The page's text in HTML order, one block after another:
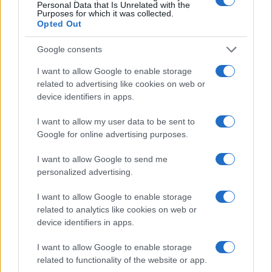
Personal Data that Is Unrelated with the
Purposes for which it was collected.
Opted Out
Google consents
I want to allow Google to enable storage
related to advertising like cookies on web or
device identifiers in apps.
I want to allow my user data to be sent to
Google for online advertising purposes.
I want to allow Google to send me
personalized advertising.
I want to allow Google to enable storage
related to analytics like cookies on web or
device identifiers in apps.
I want to allow Google to enable storage
related to functionality of the website or app.
meghatódva emlékezett Illyés Gyula búcsúszavaira: ?A
magyarság hadszínterének legnagyobb ismerője szállt sírba.
Siratunk, mint a kurucok siratták Vak Bottyánt, mert te
magad is teremtetted hadseregedet. Turi Danit, Nyilas Misit
és a többieket. Ez a hadsereg immár mindörökké fogva él
és hirdetni fogja a nevedet. Ady, Kaffka, Kosztolányi, Osvát
Ernő és Babits Mihály után te is korán hagytál el bennünket.
Pedig még mindig nagyon kevesen vagyunk és még mindig
kevés az alkotás. Újulj meg bennünk, ne hagyj el minket!?.
Visszaemlékezésében dr. Szilágyi Zsófia azt is elmondta:
Móricz független szellem volt, aki olyan mennyiségű
szöveget hagyott ránk, hogy még ma sem jelenthetjük ki